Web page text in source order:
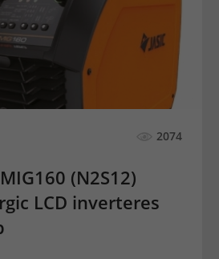
2074
(N2S12)
LCD inverteres